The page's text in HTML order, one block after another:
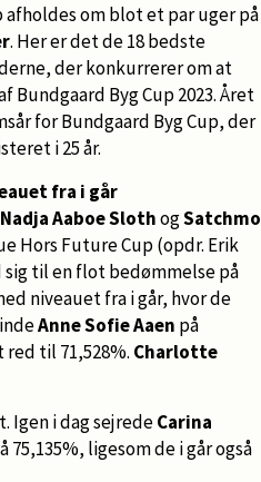
afholdes om blot et par uger på
. Her er det de 18 bedste
der konkurrerer om at
Byg Cup 2023. Året
for Bundgaard Byg Cup, der
i 25 år.
fra i går
Nadja Aaboe SlothogSatchmo
Hors Future Cup (opdr. Erik
sig til en flot bedømmelse på
niveauet fra i går, hvor de
Anne Sofie Aaen på
til 71,528%. Charlotte
Igen i dag sejredeCarina
ligesom de i går også